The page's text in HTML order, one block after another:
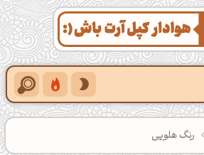
رنگ هلویی